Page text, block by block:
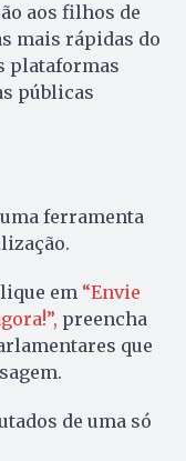
aos filhos de
mais rápidas do
plataformas
públicas
ferramenta
em “Envie
preencha
que
de uma só